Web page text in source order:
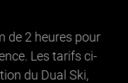
de 2 heures pour
Les tarifs ci-
du Dual Ski,